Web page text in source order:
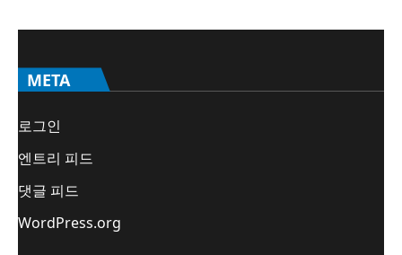
META
로그인
엔트리 피드
댓글 피드
WordPress.org